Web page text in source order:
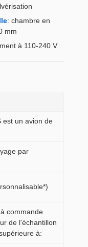
: chambre en
mm
à 110-240 V
est un avion de
par
commande
de l'échantillon
à: